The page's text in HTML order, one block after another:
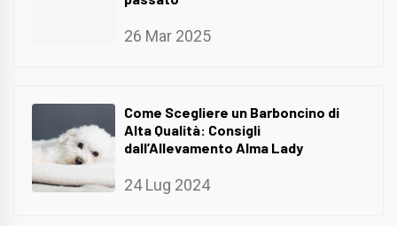
26 Mar 2025
Come Scegliere un Barboncino di
Alta Qualità: Consigli
dall’Allevamento Alma Lady
24 Lug 2024